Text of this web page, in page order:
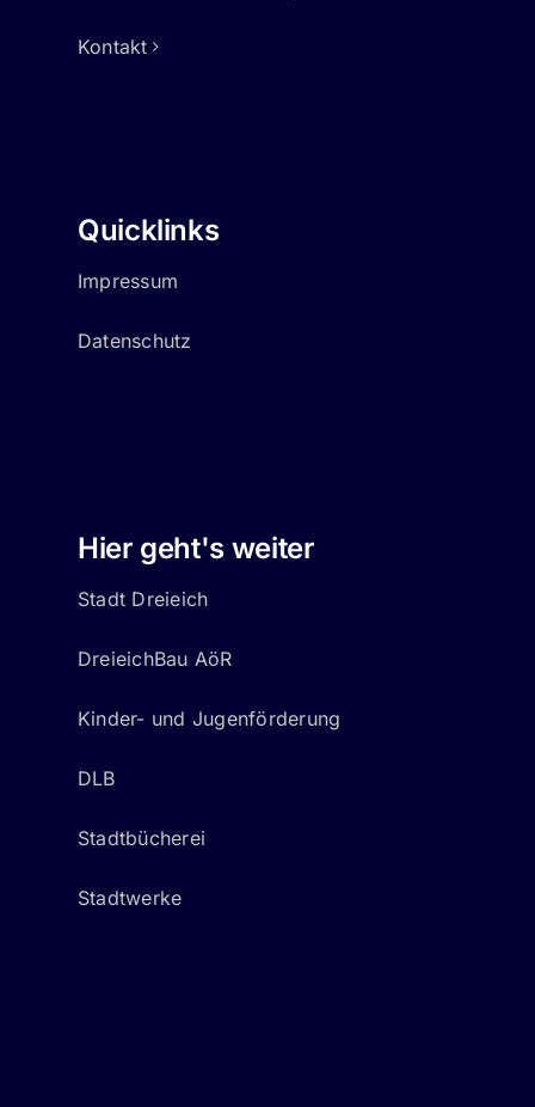
Kontakt
Quicklinks
Impressum
Datenschutz
Hier geht's weiter
Stadt Dreieich
DreieichBau AöR
Kinder- und Jugenförderung
DLB
Stadtbücherei
Stadtwerke